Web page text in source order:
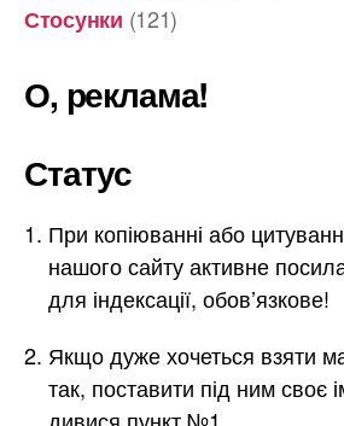
Стосунки (121)
О, реклама!
Статус
При копіюванні або
нашого сайту активне
для індексації, обов’язкове!
Якщо дуже хочеться взяти
так, поставити під ним своє